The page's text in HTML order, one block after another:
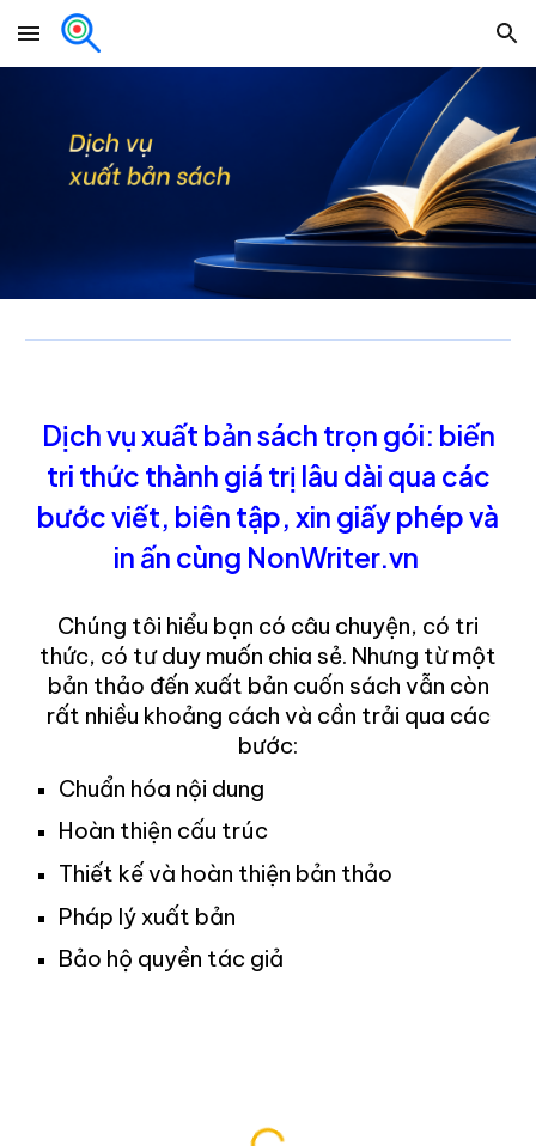
Skip to main content Skip to navigation
Dịch vụ xuất bản sách trọn gói: biến
tri thức thành giá trị lâu dài qua các
bước viết, biên tập, xin giấy phép và
in ấn cùng NonWriter.vn
Chúng tôi hiểu bạn có câu chuyện, có tri
thức, có tư duy muốn chia sẻ. Nhưng từmột
bản thảo đến xuất bản cuốn sách vẫn còn
rất nhiều khoảng cách và cần trải qua các
bước:
Chuẩn hóa nội dung
Hoàn thiện cấu trúc
Thiết kế và hoàn thiện bản thảo
Pháp lý xuất bản
Bảo hộ quyền tác giả